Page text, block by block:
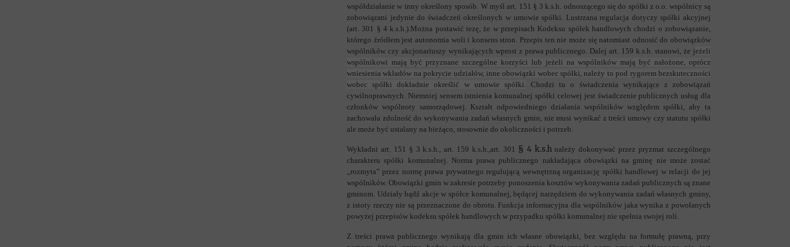
współdziałanie w inny określony sposób. W myśl art. 151 § 3 k.s.h. odnoszącego się do spółki z o.o. wspólnicy są
zobowiązani jedynie do świadczeń określonych w umowie spółki. Lustrzana regulacja dotyczy spółki akcyjnej
(art. 301 § 4 k.s.h.).Można postawić tezę, że w przepisach Kodeksu spółek handlowych chodzi o zobowiązanie,
którego źródłem jest autonomia woli i konsens stron. Przepis ten nie może się natomiast odnosić do obowiązków
wspólników czy akcjonariuszy wynikających wprost z prawa publicznego. Dalej art. 159 k.s.h. stanowi, że jeżeli
wspólnikowi mają być przyznane szczególne korzyści lub jeżeli na wspólników mają być nałożone, oprócz
wniesienia wkładów na pokrycie udziałów, inne obowiązki wobec spółki, należy to pod rygorem bezskuteczności
wobec spółki dokładnie określić w umowie spółki.
Chodzi tu o świadczenia wynikające z zobowiązań
cywilnoprawnych. Niemniej sensem istnienia komunalnej spółki celowej jest świadczenie publicznych usług dla
członków wspólnoty samorządowej. Kształt odpowiedniego działania wspólników względem spółki, aby ta
zachowała zdolność do wykonywania zadań własnych gmin, nie musi wynikać z treści umowy czy statutu spółki
ale może być ustalany na bieżąco, stosownie do okoliczności i potrzeb.
Wykładni art. 151 § 3 k.s.h., art. 159 k.s.h.,art. 301 § 4 k.s.hnależy dokonywać przez pryzmat szczególnego
charakteru spółki komunalnej. Norma prawa publicznego nakładająca obowiązki na gminę nie może zostać
„rozmyta” przez normę prawa prywatnego regulującą wewnętrzną organizację spółki handlowej w relacji do jej
wspólników. Obowiązki gmin w zakresie potrzeby ponoszenia kosztów wykonywania zadań publicznych są znane
gminom. Udziały bądź akcje w spółce komunalnej, będącej narzędziem do wykonywania zadań własnych gminy,
z istoty rzeczy nie są przeznaczone do obrotu. Funkcja informacyjna dla wspólników jaka wynika z powołanych
powyżej przepisów kodeksu spółek handlowych w przypadku spółki komunalnej nie spełnia swojej roli.
Z treści prawa publicznego wynikają dla gmin ich własne obowiązki, bez względu na formułę prawną, przy